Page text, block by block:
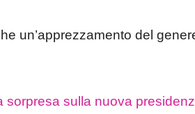
un’apprezzamento del
sorpresa sulla nuova